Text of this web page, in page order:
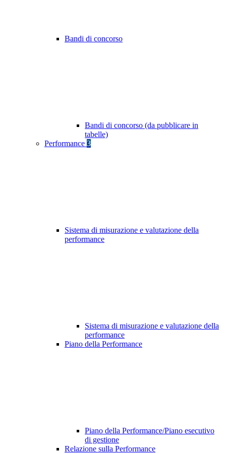
Bandi di concorso
Bandi di concorso (da pubblicare in
tabelle)
Performance 3
Sistema di misurazione e valutazione della
performance
Sistema di misurazione e valutazione della
performance
Piano della Performance
Piano della Performance/Piano esecutivo
di gestione
Relazione sulla Performance